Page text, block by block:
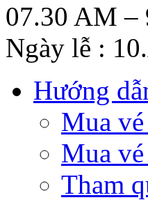
07.30 AM –
Ngày lễ :
Hướng
Mua
Mua
Tham